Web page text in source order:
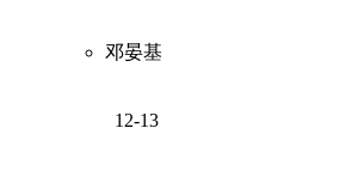
邓晏基
12-13